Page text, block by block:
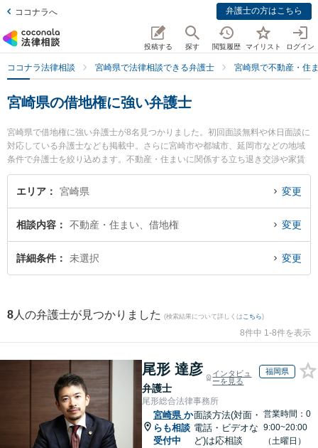
ココナラへ 弁護士の方はこちら
投稿する 探す 閲覧履歴 マイリスト ログイン
ココナラ法律相談 宮崎県で法律相談できる弁護士 宮崎県で不動産・住
宮崎県の借地権に強い弁護士
宮崎県で借地権に強い弁護士が8名見つかりました。初回面談無料や休日面談に
対応している弁護士なども掲載中。さらに宮崎市や都城市、延岡市などの地域
条件で弁護士を絞り込めます。不動産・住まいに関係する立ち退き交渉や家賃
交渉、不動産契約解除等の細かな分野での絞り込み検索もでき便利です。特にA
XIS法律事務所の内山 悠太郎弁護士や佐々木健法律事務所の佐々木 健弁護士、
今すぐに弁護士に相談したい』『借地権のトラブル解決の実績豊富な近くの弁
護士を検索したい』『初回相談無料で借地権を法律相談できる宮崎県内の弁護
士に相談予約したい』などでお困りの相談者さんにおすすめです。
エリア 宮崎県 変更
相談内容 不動産・住まい、借地権 変更
詳細条件 未選択 変更
8 人の弁護士が見つかりました (検索結果について詳しくは こちら)
8件中 1-8件を表示
尾形 達彦
弁護士
インタビュ
ーを見る
福岡県
尾形総合法律事務所
宮崎県 か
らも相談
受付中
面談方法(対面・
電話・ビデオな
ど)は応相談
営業時間：0
9:00~20:00
（土曜日）